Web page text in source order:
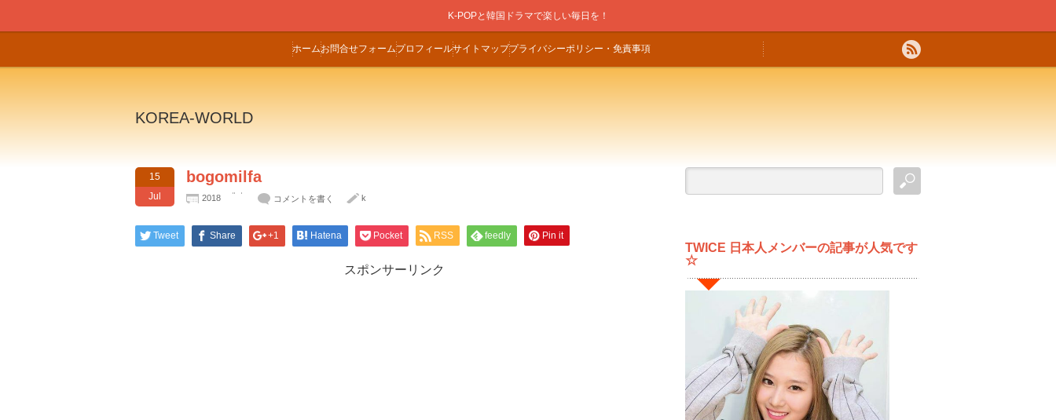
K-POPと韓国ドラマで楽しい毎日を！
ホームお問合せフォームプロフィールサイトマッププライバシーポリシー・免責事項
KOREA-WORLD
15
Jul
bogomilfa
2018 コメントを書く k
Tweet Share +1 Hatena Pocket RSS feedly Pin it
スポンサーリンク
TWICE 日本人メンバーの記事が人気です
☆